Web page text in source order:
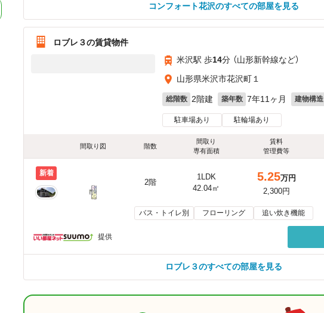
コンフォート花沢のすべての部屋を見る
ロブレ３の賃貸物件
米沢駅 歩14分 （山形新幹線など）
山形県米沢市花沢町１
総階数 2階建 築年数 7年11ヶ月 建物構造
駐車場あり 駐輪場あり
間取り図 階数
間取り
専有面積
賃料
管理費等
新着
2階
1LDK
42.04㎡
5.25万円
2,300円
バス・トイレ別 フローリング 追い炊き機能
提供
ロブレ３のすべての部屋を見る